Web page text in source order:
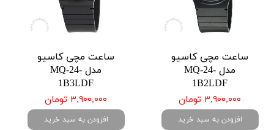
ساعت مچی کاسیو
مدل MQ-24-
1B2LDF
۳,۹۰۰,۰۰۰ تومان
افزودن به سبد خرید
ساعت مچی کاسیو
مدل MQ-24-
1B3LDF
۳,۹۰۰,۰۰۰ تومان
افزودن به سبد خرید